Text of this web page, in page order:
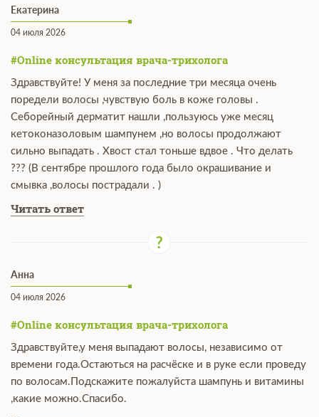
Екатерина
04 июля 2026
#Online консультация врача-трихолога
Здравствуйте! У меня за последние три месяца очень
поредели волосы ,чувствую боль в коже головы .
Себорейный дерматит нашли ,пользуюсь уже месяц
кетоконазоловым шампунем ,но волосы продолжают
сильно выпадать . Хвост стал тоньше вдвое . Что делать
??? (В сентябре прошлого года было окрашивание и
смывка ,волосы пострадали . )
Читать ответ
Анна
04 июля 2026
#Online консультация врача-трихолога
Здравствуйте,у меня выпадают волосы, независимо от
времени года.Остаються на расчёске и в руке если проведу
по волосам.Подскажите пожалуйста шампунь и витамины
,какие можно.Спасибо.